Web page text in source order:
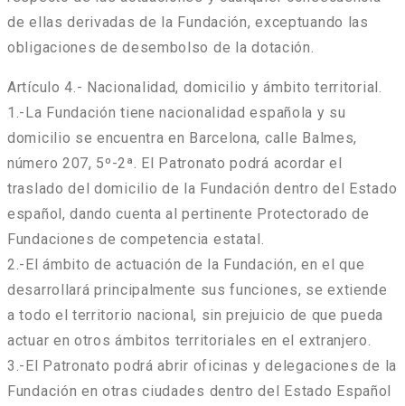
de ellas derivadas de la Fundación, exceptuando las
obligaciones de desembolso de la dotación.
Artículo 4.- Nacionalidad, domicilio y ámbito territorial.
1.-La Fundación tiene nacionalidad española y su
domicilio se encuentra en Barcelona, calle Balmes,
número 207, 5º-2ª. El Patronato podrá acordar el
traslado del domicilio de la Fundación dentro del Estado
español, dando cuenta al pertinente Protectorado de
Fundaciones de competencia estatal.
2.-El ámbito de actuación de la Fundación, en el que
desarrollará principalmente sus funciones, se extiende
a todo el territorio nacional, sin prejuicio de que pueda
actuar en otros ámbitos territoriales en el extranjero.
3.-El Patronato podrá abrir oficinas y delegaciones de la
Fundación en otras ciudades dentro del Estado Español